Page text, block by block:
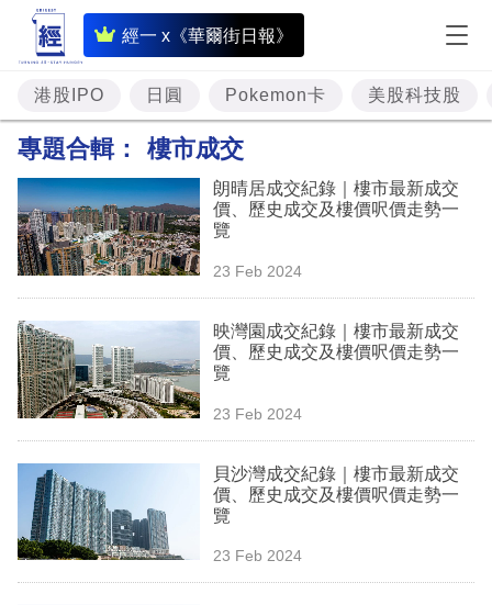
經一 x《華爾街日報》
即
時
財
經
題
投
資
樓
市
理
業
科
技
港股IPO 日圓 Pokemon卡 美股科技股
專題合輯： 樓市成交
朗晴居成交紀錄｜樓市最新成交
價、歷史成交及樓價呎價走勢一
覽
23 Feb 2024
映灣園成交紀錄｜樓市最新成交
價、歷史成交及樓價呎價走勢一
覽
23 Feb 2024
貝沙灣成交紀錄｜樓市最新成交
價、歷史成交及樓價呎價走勢一
覽
23 Feb 2024